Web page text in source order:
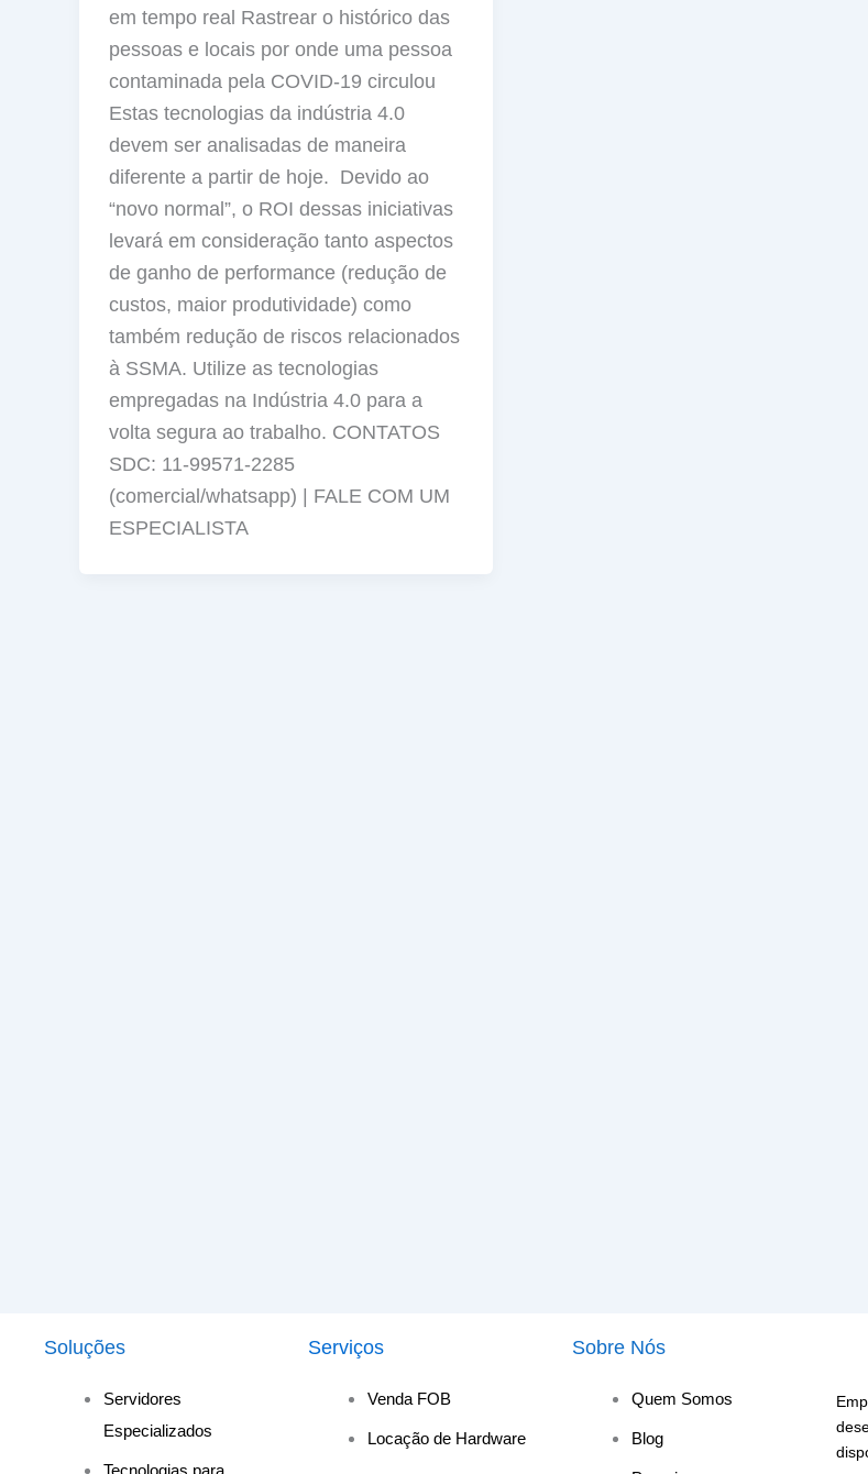
em tempo real Rastrear o histórico das
pessoas e locais por onde uma pessoa
contaminada pela COVID-19 circulou
Estas tecnologias da indústria 4.0
devem ser analisadas de maneira
diferente a partir de hoje. Devido ao
“novo normal”, o ROI dessas iniciativas
levará em consideração tanto aspectos
de ganho de performance (redução de
custos, maior produtividade) como
também redução de riscos relacionados
à SSMA. Utilize as tecnologias
empregadas na Indústria 4.0 para a
volta segura ao trabalho. CONTATOS
SDC: 11-99571-2285
(comercial/whatsapp) | FALE COM UM
ESPECIALISTA
Soluções
Servidores
Especializados
Tecnologias para
Serviços
Venda FOB
Locação de Hardware
Sobre Nós
Quem Somos
Blog